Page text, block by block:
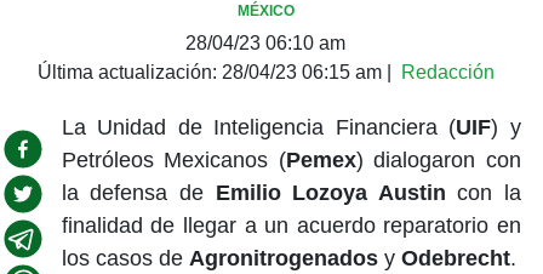
MÉXICO
28/04/23 06:10 am
Última actualización: 28/04/23 06:15 am| Redacción
La Unidad de Inteligencia Financiera (UIF) y
Petróleos Mexicanos (Pemex) dialogaron con
la defensa de Emilio Lozoya Austin con la
finalidad de llegar a un acuerdo reparatorio en
los casos de Agronitrogenadosy Odebrecht.